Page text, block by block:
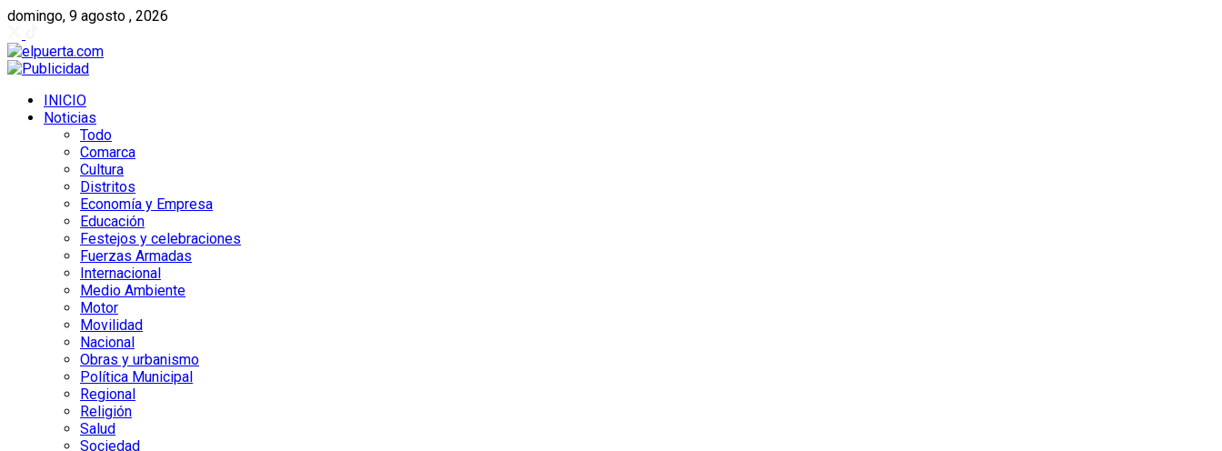
domingo, 9 agosto , 2026
INICIO
Noticias
Todo
Comarca
Cultura
Distritos
Economía y Empresa
Educación
Festejos y celebraciones
Fuerzas Armadas
Internacional
Medio Ambiente
Motor
Movilidad
Nacional
Obras y urbanismo
Política Municipal
Regional
Religión
Salud
Sociedad